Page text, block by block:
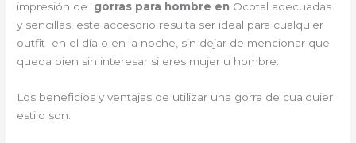
impresión de gorras para hombre en Ocotal adecuadas
y sencillas, este accesorio resulta ser ideal para cualquier
outfit en el día o en la noche, sin dejar de mencionar que
queda bien sin interesar si eres mujer u hombre.
Los beneficios y ventajas de utilizar una gorra de cualquier
estilo son: